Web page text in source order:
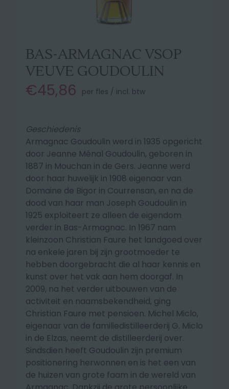
BAS-ARMAGNAC VSOP
VEUVE GOUDOULIN
€45,86 per fles / incl. btw
Geschiedenis
Armagnac Goudoulin werd in 1935 opgericht
door Jeanne Ménal Goudoulin, geboren in
1887 in Mouchan in de Gers. Jeanne werd
door haar huwelijk in 1908 eigenaar van
Domaine de Bigor in Courrensan, en na de
dood van haar man Joseph Goudoulin in
1925 exploiteert ze alleen de eigendom
verder in Bas-Armagnac. In 1967 nam
kleinzoon Christian Faure het landgoed over
na enkele jaren bij zijn grootmoeder te
hebben doorgebracht die al haar kennis en
kunst over het vak aan hem doorgaf. In
2009, na het verder uitbouwen van de
activiteit en naamsbekendheid, ging
Christian Faure met pensioen. Michel Miclo,
eigenaar van de familiedistilleerderij G. Miclo
in de Elzas, neemt de distilleerderij over.
Sindsdien heeft Goudoulin zijn premium
positionering herwonnen en is het een van
de huizen van grote faam in de wereld van